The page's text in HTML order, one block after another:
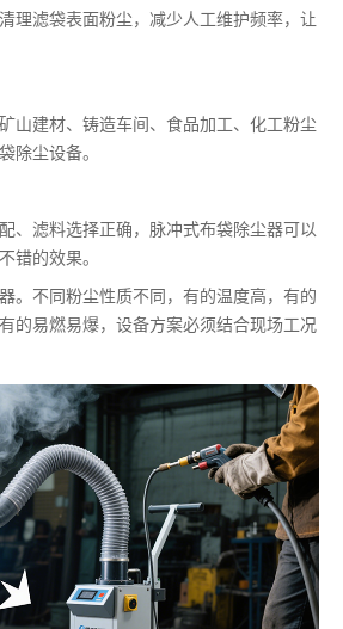
理滤袋表面粉尘，减少人工维护频率，让
山建材、铸造车间、食品加工、化工粉尘
除尘设备。
、滤料选择正确，脉冲式布袋除尘器可以
错的效果。
。不同粉尘性质不同，有的温度高，有的
的易燃易爆，设备方案必须结合现场工况